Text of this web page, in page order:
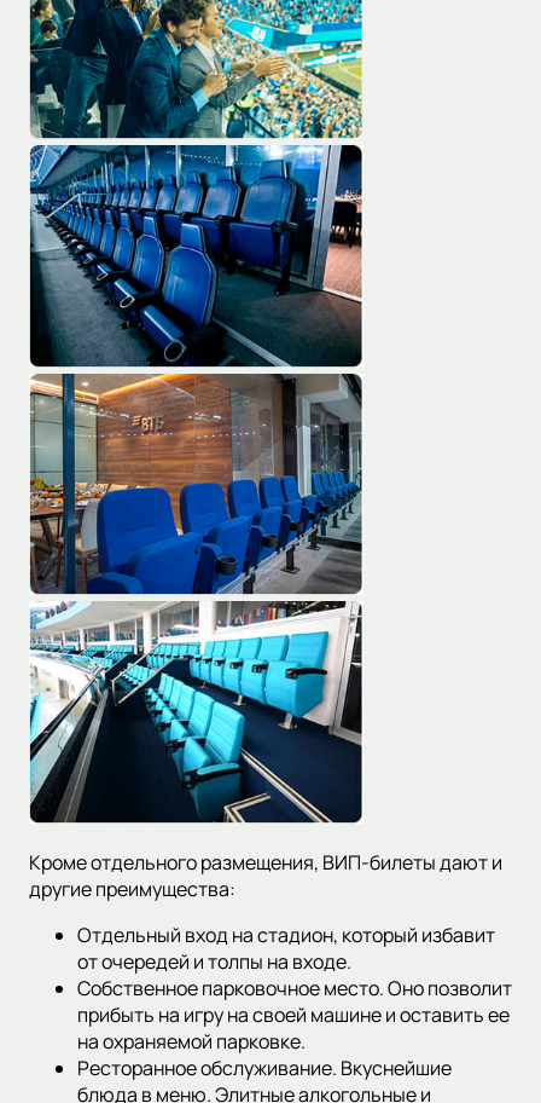
Кроме отдельного размещения, ВИП-билеты дают и
другие преимущества:
Отдельный вход на стадион, который избавит
от очередей и толпы на входе.
Собственное парковочное место. Оно позволит
прибыть на игру на своей машине и оставить ее
на охраняемой парковке.
Ресторанное обслуживание. Вкуснейшие
блюда в меню. Элитные алкогольные и